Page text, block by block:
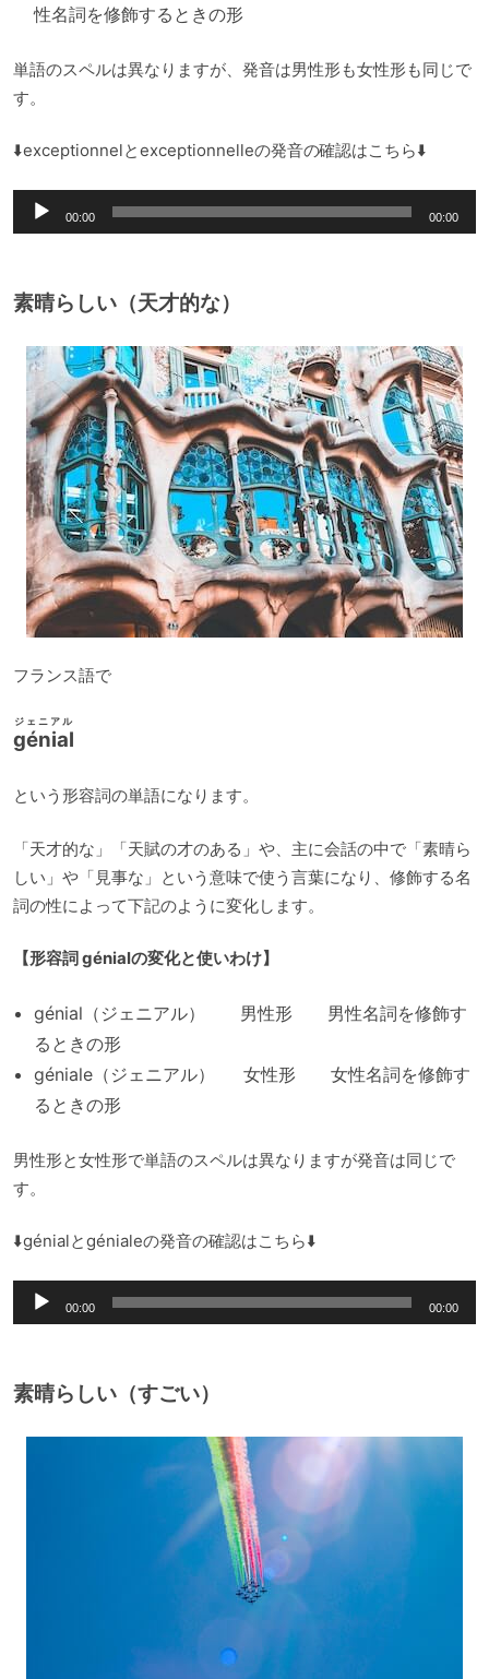
性名詞を修飾するときの形
単語のスペルは異なりますが、発音は男性形も女性形も同じで
す。
⬇️exceptionnelとexceptionnelleの発音の確認はこちら⬇️
声
レ
ヤ
ー
00:00 00:00
素晴らしい（天才的な）
フランス語で
génial
ジェニアル
という形容詞の単語になります。
「天才的な」「天賦の才のある」や、主に会話の中で「素晴ら
しい」や「見事な」という意味で使う言葉になり、修飾する名
詞の性によって下記のように変化します。
【形容詞 génialの変化と使いわけ】
génial（ジェニアル） 男性形 男性名詞を修飾す
るときの形
géniale（ジェニアル） 女性形 女性名詞を修飾す
るときの形
男性形と女性形で単語のスペルは異なりますが発音は同じで
す。
⬇️génialとgénialeの発音の確認はこちら⬇️
声
レ
00:00 00:00
素晴らしい（すごい）